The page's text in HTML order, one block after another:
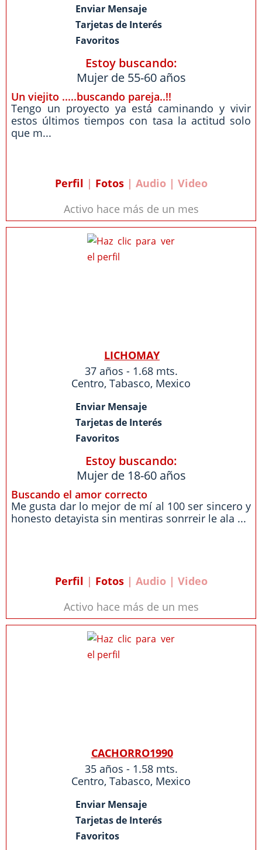
Enviar Mensaje
Tarjetas de Interés
Favoritos
Estoy buscando:
Mujer de 55-60 años
Un viejito .....buscando pareja..!!
Tengo un proyecto ya está caminando y vivir
estos últimos tiempos con tasa la actitud solo
que m...
Perfil | Fotos| Audio | Video
Activo hace más de un mes
LICHOMAY
37 años - 1.68 mts.
Centro, Tabasco, Mexico
Enviar Mensaje
Tarjetas de Interés
Favoritos
Estoy buscando:
Mujer de 18-60 años
Buscando el amor correcto
Me gusta dar lo mejor de mí al 100 ser sincero y
honesto detayista sin mentiras sonrreir le ala ...
Perfil | Fotos| Audio | Video
Activo hace más de un mes
CACHORRO1990
35 años - 1.58 mts.
Centro, Tabasco, Mexico
Enviar Mensaje
Tarjetas de Interés
Favoritos